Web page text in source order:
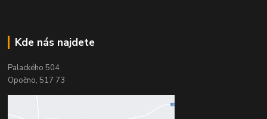
Kde nás najdete
Palackého 504
Opočno, 517 73